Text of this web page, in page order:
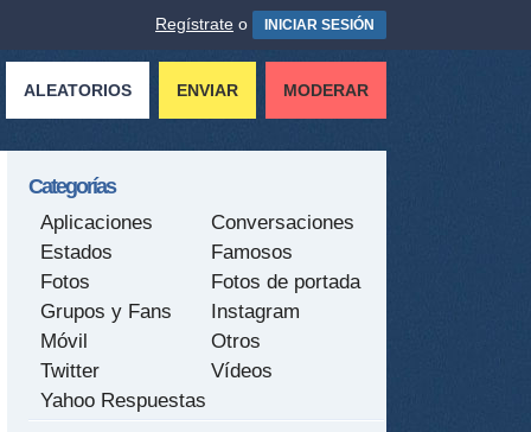
Regístrate o INICIAR SESIÓN
ALEATORIOS ENVIAR MODERAR
Categorías
Aplicaciones
Conversaciones
Estados
Famosos
Fotos
Fotos de portada
Grupos y Fans
Instagram
Móvil
Otros
Twitter
Vídeos
Yahoo Respuestas